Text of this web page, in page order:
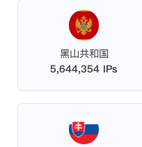
黑山共和国
5,644,354 IPs